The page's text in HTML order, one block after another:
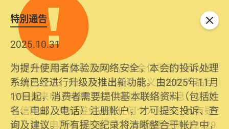
特別通告
2026.06.29
消委会提醒消费者及商户，本会仅于官方网站发
布消费警示。如接获以消委会名义发出的产品回
收相关来电、电邮、短讯或社交媒体讯息，切勿
轻信回应，更应避免透露任何个人资料。如有疑
问，请致电防骗易热线18222或消委会热线2929
2025.10.31
为提升使用者体验及网络安全，本会的投诉处理
系统已经进行升级及推出新功能。由2025年11月
10日起，消费者需要提供基本联络资料（包括姓
名、电邮及电话）注册帐户，才可提交投诉、查
询及建议。所有提交纪录将清晰整合于帐户中，
关闭